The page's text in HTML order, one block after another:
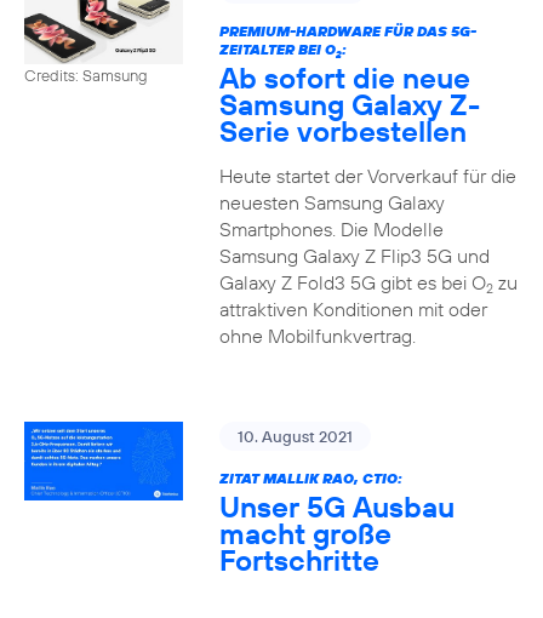
Credits: Samsung
PREMIUM-HARDWARE FÜR DAS 5G-
ZEITALTER BEI O2:
Ab sofort die neue
Samsung Galaxy Z-
Serie vorbestellen
Heute startet der Vorverkauf für die
neuesten Samsung Galaxy
Smartphones. Die Modelle
Samsung Galaxy Z Flip3 5G und
Galaxy Z Fold3 5G gibt es bei O2zu
attraktiven Konditionen mit oder
ohne Mobilfunkvertrag.
10. August 2021
ZITAT MALLIK RAO, CTIO:
Unser 5G Ausbau
macht große
Fortschritte